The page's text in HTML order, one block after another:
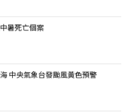
暑死亡個案
中央氣象台發颱風黃色預警